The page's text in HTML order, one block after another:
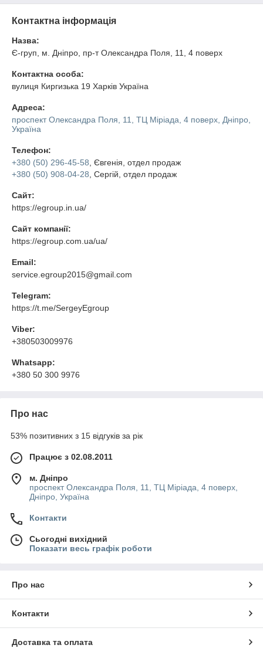
Контактна інформація
Назва:
Є-груп, м. Дніпро, пр-т Олександра Поля, 11, 4 поверх
Контактна особа:
вулиця Киргизька 19 Харків Україна
Адреса:
проспект Олександра Поля, 11, ТЦ Міріада, 4 поверх, Дніпро,
Україна
Телефон:
+380 (50) 296-45-58 , Євгенія, отдел продаж
+380 (50) 908-04-28 , Сергій, отдел продаж
Сайт:
https://egroup.in.ua/
Сайт компанії:
https://egroup.com.ua/ua/
Email:
service.egroup2015@gmail.com
Telegram:
https://t.me/SergeyEgroup
Viber:
+380503009976
Whatsapp:
+380 50 300 9976
Про нас
53% позитивних з 15 відгуків за рік
Працює з 02.08.2011
м. Дніпро
проспект Олександра Поля, 11, ТЦ Міріада, 4 поверх,
Дніпро, Україна
Контакти
Сьогодні вихідний
Показати весь графік роботи
Про нас
Контакти
Доставка та оплата